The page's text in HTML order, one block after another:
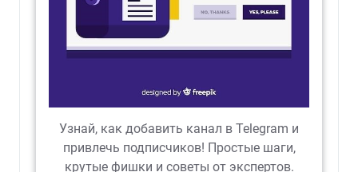
Узнай, как добавить канал в Telegram и
привлечь подписчиков! Простые шаги,
крутые фишки и советы от экспертов.